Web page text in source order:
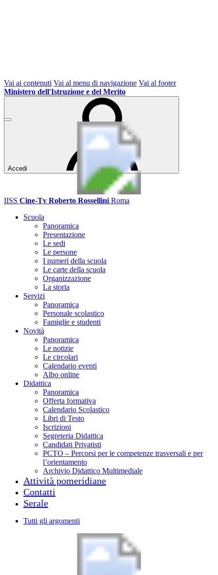
Vai ai contenuti Vai al menu di navigazione Vai al footer
Ministero dell'Istruzione e del Merito
Accedi
IISS Cine-Tv Roberto Rossellini Roma
Scuola
Panoramica
Presentazione
Le sedi
Le persone
I numeri della scuola
Le carte della scuola
Organizzazione
La storia
Servizi
Panoramica
Personale scolastico
Famiglie e studenti
Novità
Panoramica
Le notizie
Le circolari
Calendario eventi
Albo online
Didattica
Panoramica
Offerta formativa
Calendario Scolastico
Libri di Testo
Iscrizioni
Segreteria Didattica
Candidati Privatisti
PCTO – Percorsi per le competenze trasversali e per
l’orientamento
Archivio Didattico Multimediale
Attività pomeridiane
Contatti
Serale
Tutti gli argomenti